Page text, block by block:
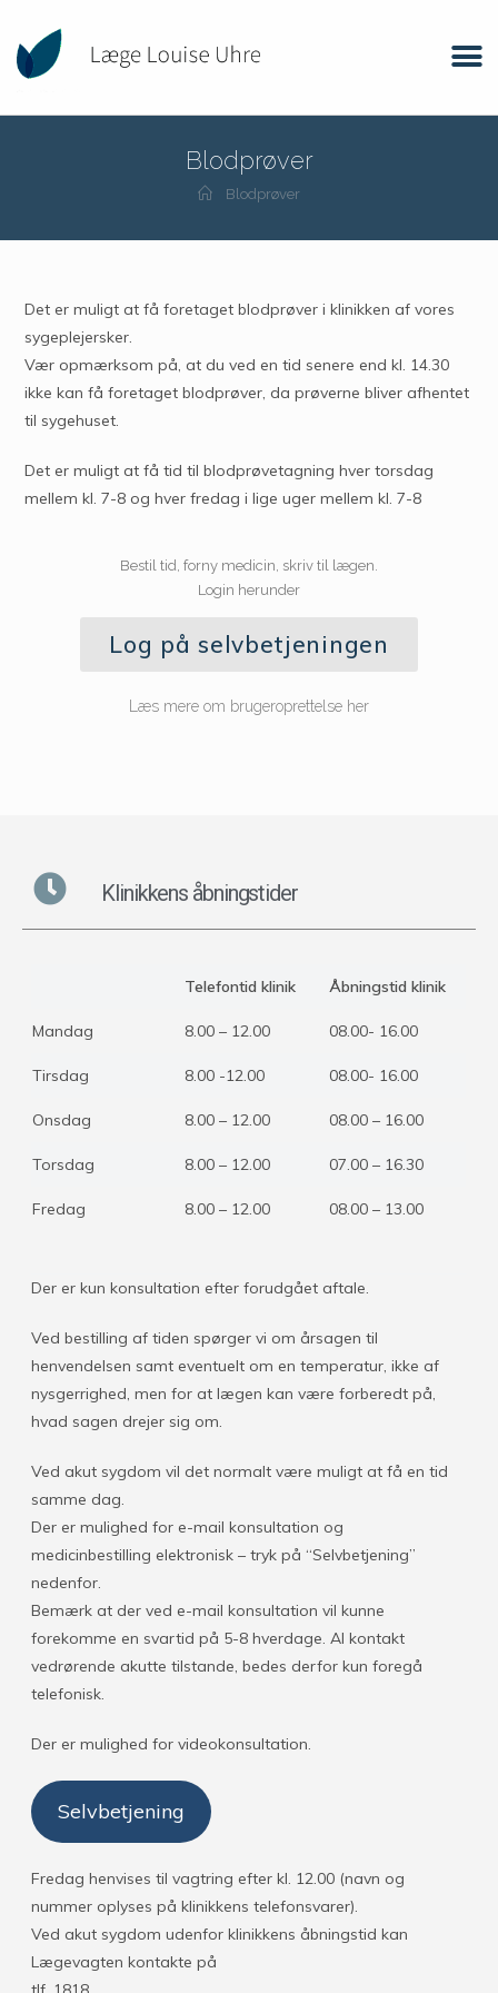
Blodprøver
Blodprøver
Det er muligt at få foretaget blodprøver i klinikken af vores
sygeplejersker.
Vær opmærksom på, at du ved en tid senere end kl. 14.30
ikke kan få foretaget blodprøver, da prøverne bliver afhentet
til sygehuset.
Det er muligt at få tid til blodprøvetagning hver torsdag
mellem kl. 7-8 og hver fredag i lige uger mellem kl. 7-8
Bestil tid, forny medicin, skriv til lægen.
Login herunder
Log på selvbetjeningen
Læs mere om brugeroprettelse her
Klinikkens åbningstider
Telefontid klinik Åbningstid klinik
Mandag 8.00 – 12.00 08.00- 16.00
Tirsdag 8.00 -12.00 08.00- 16.00
Onsdag 8.00 – 12.00 08.00 – 16.00
Torsdag 8.00 – 12.00 07.00 – 16.30
Fredag 8.00 – 12.00 08.00 – 13.00
Der er kun konsultation efter forudgået aftale.
Ved bestilling af tiden spørger vi om årsagen til
henvendelsen samt eventuelt om en temperatur, ikke af
nysgerrighed, men for at lægen kan være forberedt på,
hvad sagen drejer sig om.
Ved akut sygdom vil det normalt være muligt at få en tid
samme dag.
Der er mulighed for e-mail konsultation og
medicinbestilling elektronisk – tryk på “Selvbetjening”
nedenfor.
Bemærk at der ved e-mail konsultation vil kunne
forekomme en svartid på 5-8 hverdage. Al kontakt
vedrørende akutte tilstande, bedes derfor kun foregå
telefonisk.
Der er mulighed for videokonsultation.
Selvbetjening
Fredag henvises til vagtring efter kl. 12.00 (navn og
nummer oplyses på klinikkens telefonsvarer).
Ved akut sygdom udenfor klinikkens åbningstid kan
Lægevagten kontakte på